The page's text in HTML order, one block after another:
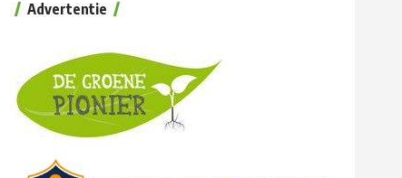
Advertentie